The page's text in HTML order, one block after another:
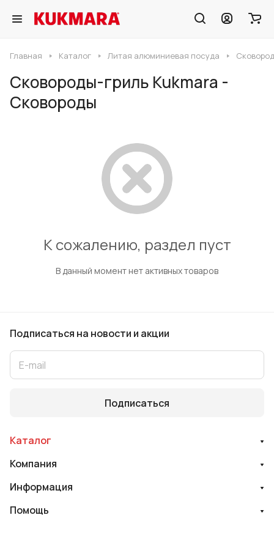
Главная Каталог Литая алюминиевая посуда
Сковороды-гриль Kukmara -
Сковороды
К сожалению, раздел пуст
В данный момент нет активных товаров
Подписаться на новости и акции
Подписаться
Каталог
Компания
Информация
Помощь